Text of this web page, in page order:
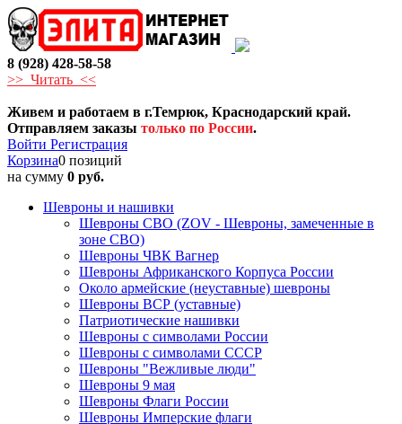
8 (928) 428-58-58
>> Читать <<
Живем и работаем в г.Темрюк, Краснодарский край.
Отправляем заказы только по России.
Войти Регистрация
Корзина0 позиций
на сумму 0 руб.
Шевроны и нашивки
Шевроны СВО (ZOV - Шевроны, замеченные в
зоне СВО)
Шевроны ЧВК Вагнер
Шевроны Африканского Корпуса России
Около армейские (неуставные) шевроны
Шевроны ВСР (уставные)
Патриотические нашивки
Шевроны с символами России
Шевроны с символами СССР
Шевроны "Вежливые люди"
Шевроны 9 мая
Шевроны Флаги России
Шевроны Имперские флаги